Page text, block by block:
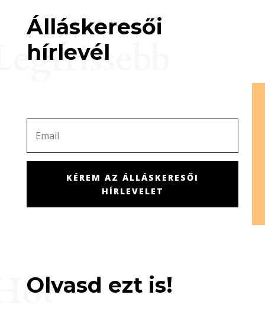
Álláskeresői
hírlevél
KÉREM AZ ÁLLÁSKERESŐI
HÍRLEVELET
Olvasd ezt is!